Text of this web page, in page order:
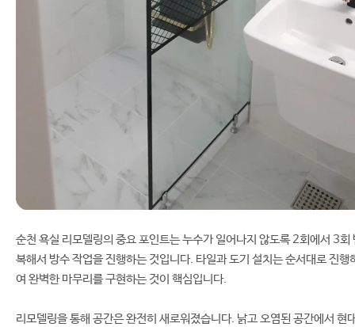
순천 욕실 리모델링의 중요 포인트는 누수가 일어나지 않도록 2회에서 3회
복해서 방수 작업을 진행하는 것입니다. 타일과 도기 설치는 순서대로 진행
여 완벽한 마무리를 구현하는 것이 핵심입니다.
리모델링을 통해 공간은 완전히 새로워졌습니다. 낡고 오염된 공간에서 현